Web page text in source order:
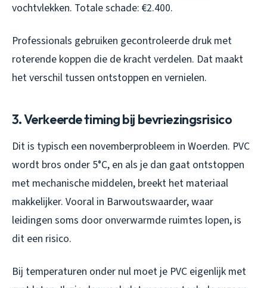
vochtvlekken. Totale schade: €2.400.
Professionals gebruiken gecontroleerde druk met
roterende koppen die de kracht verdelen. Dat maakt
het verschil tussen ontstoppen en vernielen.
3. Verkeerde timing bij bevriezingsrisico
Dit is typisch een novemberprobleem in Woerden. PVC
wordt bros onder 5°C, en als je dan gaat ontstoppen
met mechanische middelen, breekt het materiaal
makkelijker. Vooral in Barwoutswaarder, waar
leidingen soms door onverwarmde ruimtes lopen, is
dit een risico.
Bij temperaturen onder nul moet je PVC eigenlijk met